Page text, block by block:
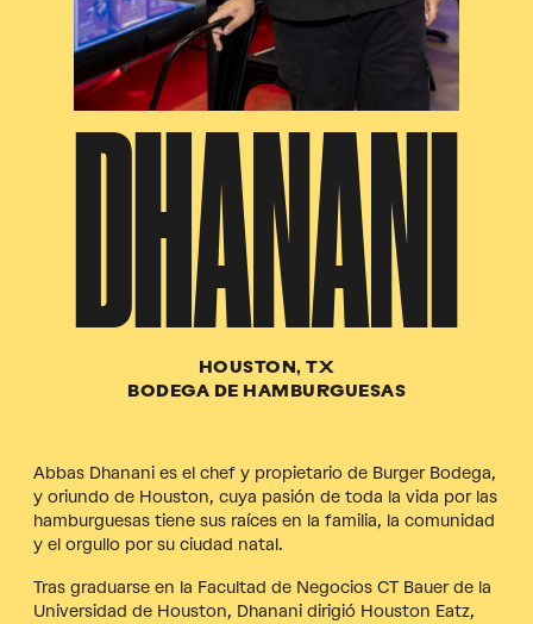
DHANANI
HOUSTON, TX
BODEGA DE HAMBURGUESAS
Abbas Dhanani es el chef y propietario de Burger Bodega,
y oriundo de Houston, cuya pasión de toda la vida por las
hamburguesas tiene sus raíces en la familia, la comunidad
y el orgullo por su ciudad natal.
Tras graduarse en la Facultad de Negocios CT Bauer de la
Universidad de Houston, Dhanani dirigió Houston Eatz,